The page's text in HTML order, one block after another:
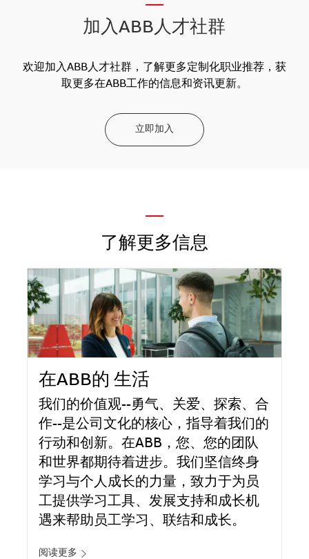
加入ABB人才社群
欢迎加入ABB人才社群，了解更多定制化职业推荐，获
取更多在ABB工作的信息和资讯更新。
立即加入
—
了解更多信息
在ABB的 生活
我们的价值观--勇气、关爱、探索、合
作--是公司文化的核心，指导着我们的
行动和创新。在ABB，您、您的团队
和世界都期待着进步。我们坚信终身
学习与个人成长的力量，致力于为员
工提供学习工具、发展支持和成长机
遇来帮助员工学习、联结和成长。
阅读更多